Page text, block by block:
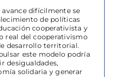
difícilmente se
de políticas
cooperativista y
real del cooperativismo
desarrollo territorial.
este modelo podría
desigualdades,
solidaria y generar